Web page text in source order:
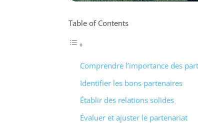
Table of Contents
Comprendre l’importance des
Identifier les bons partenaires
Établir des relations solides
Évaluer et ajuster le partenariat